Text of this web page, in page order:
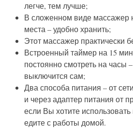
легче, тем лучше;
В сложенном виде массажер
места – удобно хранить;
Этот массажер практически
Встроенный таймер на 15
постоянно смотреть на часы
выключится сам;
Два способа питания – от
и через адаптер питания от
если Вы хотите
едите с работы домой.